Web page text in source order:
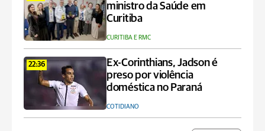
ministro da Saúde em
Curitiba
CURITIBA E RMC
22:36
Ex-Corinthians, Jadson é
preso por violência
doméstica no Paraná
COTIDIANO